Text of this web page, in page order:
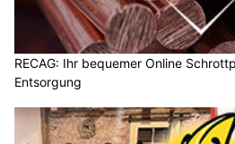
RECAG: Ihr bequemer Online
Entsorgung